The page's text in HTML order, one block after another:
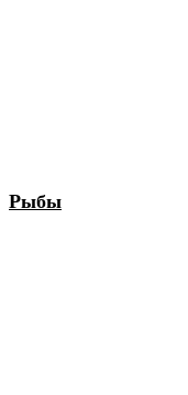
Рыбы